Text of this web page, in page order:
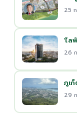
25
‘ไล
26
ภูเ
29